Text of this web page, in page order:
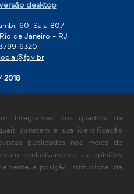
desktop
60, Sala 807
de Janeiro – RJ
6320
2018
integrantes dos quadros da
constem a sua identificação
publicados nos meios de
exclusivamente as opiniões
a posição institucional da